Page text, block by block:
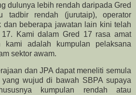
dulunya lebih rendah daripada Gred
tadbir rendah (jurutaip), operator
dan beberapa jawatan lain kini telah
Kami dalam Gred 17 rasa amat
kami adalah kumpulan pelaksana
sektor awam.
dan JPA dapat meneliti semula
yang wujud di bawah SBPA supaya
kumpulan rendah atau